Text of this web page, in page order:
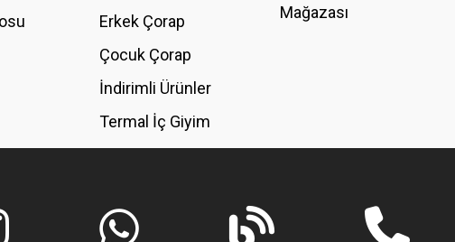
Erkek Çorap
Çocuk Çorap
İndirimli Ürünler
Termal İç Giyim
Mağazası